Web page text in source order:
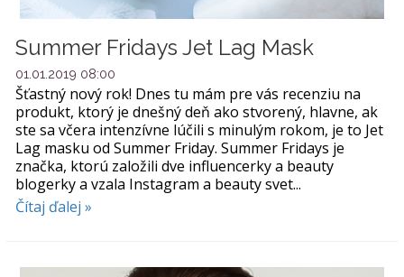
Summer Fridays Jet Lag Mask
01.01.2019 08:00
Šťastný nový rok! Dnes tu mám pre vás recenziu na
produkt, ktorý je dnešný deň ako stvorený, hlavne, ak
ste sa včera intenzívne lúčili s minulým rokom, je to Jet
Lag masku od Summer Friday. Summer Fridays je
značka, ktorú založili dve influencerky a beauty
blogerky a vzala Instagram a beauty svet...
Čítaj ďalej »